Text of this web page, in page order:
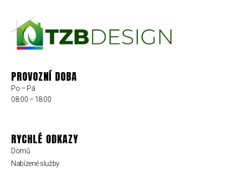
PROVOZNÍ DOBA
Po – Pá
08:00 – 18:00
RYCHLÉ ODKAZY
Domů
Nabízené služby